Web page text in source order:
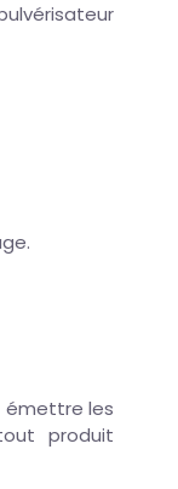
émettre les
produit